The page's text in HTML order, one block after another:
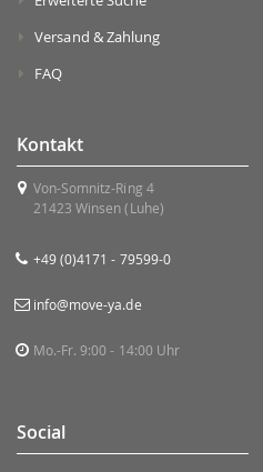
Versand & Zahlung
FAQ
Kontakt
Von-Somnitz-Ring 4
21423 Winsen (Luhe)
+49 (0)4171 - 79599-0
info@move-ya.de
Mo.-Fr. 9:00 - 14:00 Uhr
Social